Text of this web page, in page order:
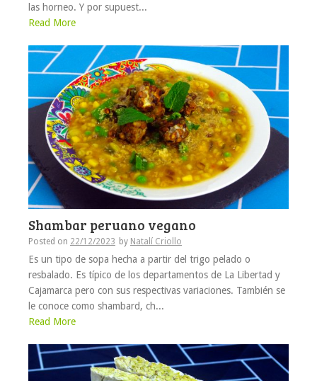
las horneo. Y por supuest...
Read More
Shambar peruano vegano
Posted on 22/12/2023 by Natalí Criollo
Es un tipo de sopa hecha a partir del trigo pelado o
resbalado. Es típico de los departamentos de La Libertad y
Cajamarca pero con sus respectivas variaciones. También se
le conoce como shambard, ch...
Read More